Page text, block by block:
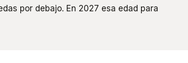
por debajo. En 2027 esa edad para